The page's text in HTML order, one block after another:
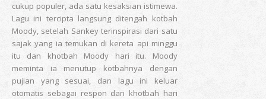
cukup populer, ada satu kesaksian istimewa.
Lagu ini tercipta langsung ditengah kotbah
Moody, setelah Sankey terinspirasi dari satu
sajak yang ia temukan di kereta api minggu
itu dan khotbah Moody hari itu. Moody
meminta ia menutup kotbahnya dengan
pujian yang sesuai, dan lagu ini keluar
otomatis sebagai respon dari khotbah hari